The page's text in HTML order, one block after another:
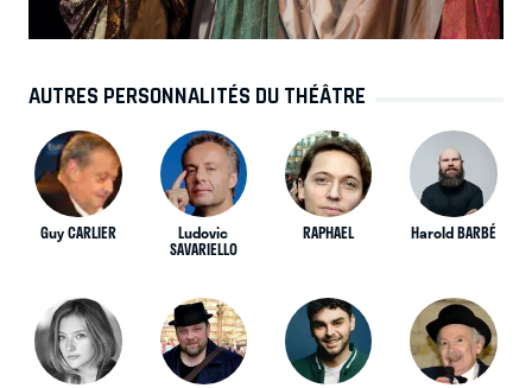
AUTRES PERSONNALITÉS DU THÉÂTRE
Guy CARLIER Ludovic
SAVARIELLO
RAPHAEL Harold BARBÉ